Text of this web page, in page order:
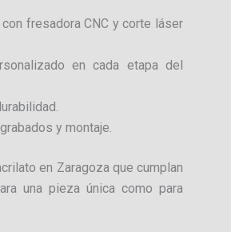
fresadora CNC y corte láser
en cada etapa del
y montaje.
en Zaragoza que cumplan
una pieza única como para